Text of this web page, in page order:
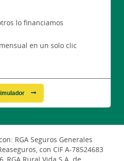
lo financiamos
en un solo clic
RGA Seguros Generales
con CIF A-78524683
RGA Rural Vida S.A. de